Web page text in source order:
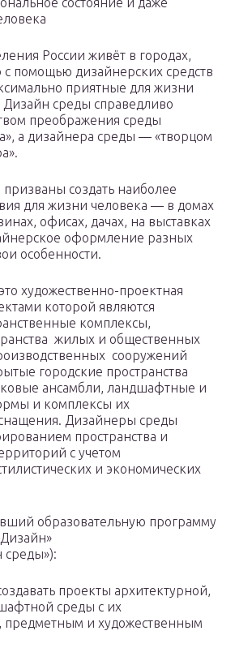
России живёт в городах,
с помощью дизайнерских средств
приятные для жизни
Дизайн среды справедливо
преображения среды
а дизайнера среды — «творцом
создать наиболее
для жизни человека — в домах
офисах, дачах, на выставках
оформление разных
особенности.
художественно-проектная
которой являются
комплексы,
жилых и общественных
сооружений
городские пространства
ансамбли, ландшафтные и
и комплексы их
Дизайнеры среды
пространства и
с учетом
и экономических
образовательную программу
среды»):
проекты архитектурной,
среды с их
и художественным